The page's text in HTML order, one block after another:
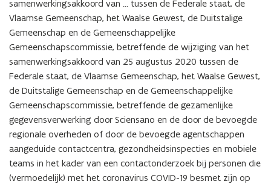
samenwerkingsakkoord van … tussen de Federale staat, de
Vlaamse Gemeenschap, het Waalse Gewest, de Duitstalige
Gemeenschap en de Gemeenschappelijke
Gemeenschapscommissie, betreffende de wijziging van het
samenwerkingsakkoord van 25 augustus 2020 tussen de
Federale staat, de Vlaamse Gemeenschap, het Waalse Gewest,
de Duitstalige Gemeenschap en de Gemeenschappelijke
Gemeenschapscommissie, betreffende de gezamenlijke
gegevensverwerking door Sciensano en de door de bevoegde
regionale overheden of door de bevoegde agentschappen
aangeduide contactcentra, gezondheidsinspecties en mobiele
teams in het kader van een contactonderzoek bij personen die
(vermoedelijk) met het coronavirus COVID-19 besmet zijn op